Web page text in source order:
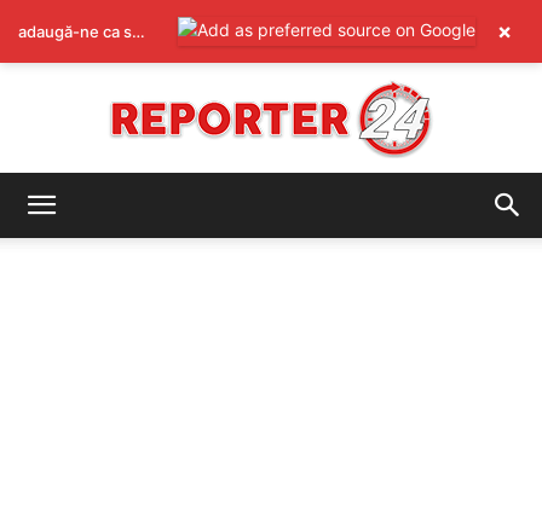
adaugă-ne ca sursă preferată pe Google ×